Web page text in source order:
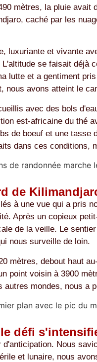
mètres, la pluie
caché par les
luxuriante et vivante
se faisait déjà
lutte et a gentiment
avons atteint le
avec des bols
est-africaine du
de boeuf et une
dans ces conditions,
de
à une vue qui a pris
Après un copieux
de la veille. Le
nous surveille de loin.
mètres, debout haut
point voisin à 3900
mondes, nous a
défi
Nous
et lunaire, nous